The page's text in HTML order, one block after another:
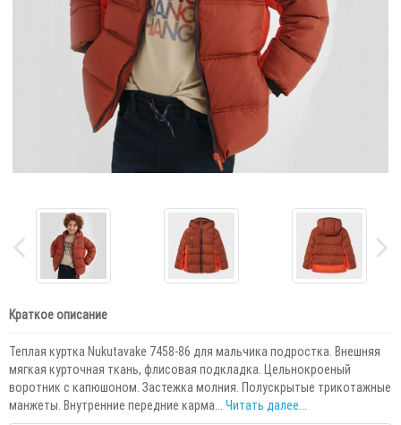
Краткое описание
Теплая куртка Nukutavake 7458-86 для мальчика подростка. Внешняя
мягкая курточная ткань, флисовая подкладка. Цельнокроеный
воротник с капюшоном. Застежка молния. Полускрытые трикотажные
манжеты. Внутренние передние карма... Читать далее...